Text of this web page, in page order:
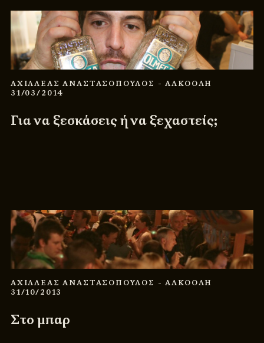
ΑΧΙΛΛΕΑΣ ΑΝΑΣΤΑΣΟΠΟΥΛΟΣ - ΑΛΚΟΟΛΗ
31/03/2014
Για να ξεσκάσεις ή να ξεχαστείς;
ΑΧΙΛΛΕΑΣ ΑΝΑΣΤΑΣΟΠΟΥΛΟΣ - ΑΛΚΟΟΛΗ
31/10/2013
Στο μπαρ